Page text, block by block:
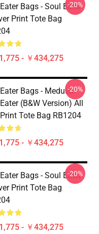
Bags - Soul Eater
Print Tote Bag
- ￥434,275
-20%
Bags - Medusa
(B&W Version) All
Tote Bag RB1204
- ￥434,275
-20%
Bags - Soul Eater
Print Tote Bag
- ￥434,275
-20%